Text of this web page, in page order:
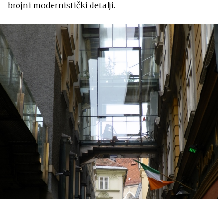
brojni modernistički detalji.